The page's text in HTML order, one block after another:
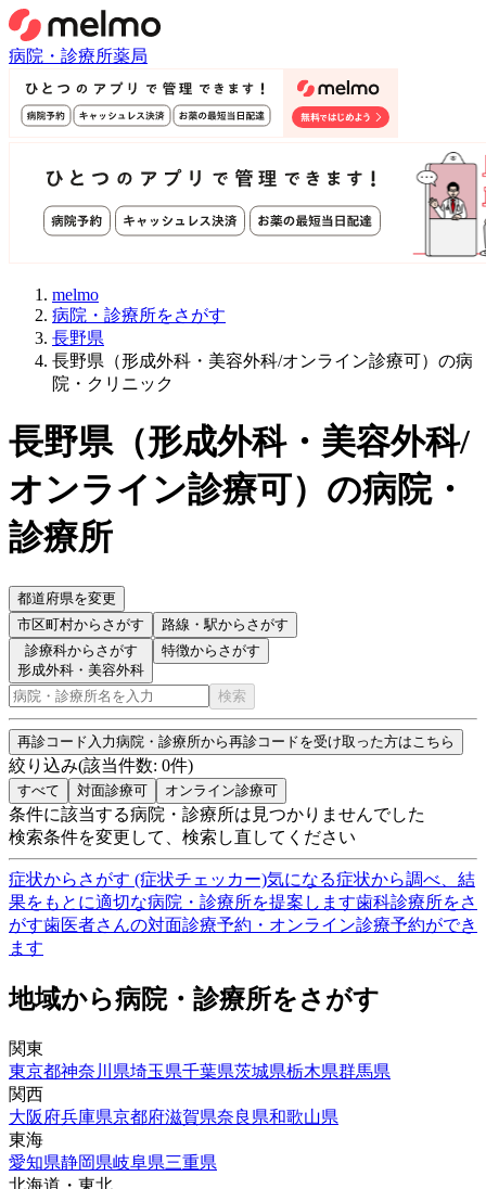
病院・診療所薬局
melmo
病院・診療所をさがす
長野県
長野県（形成外科・美容外科/オンライン診療可）の病
院・クリニック
長野県（形成外科・美容外科/
オンライン診療可） の病院・
診療所
都道府県を変更
市区町村からさがす 路線・駅からさがす
診療科からさがす
形成外科・美容外科
特徴からさがす
検索
再診コード入力病院・診療所から再診コードを受け取った方はこちら
絞り込み(該当件数: 0件)
すべて 対面診療可 オンライン診療可
条件に該当する病院・診療所は見つかりませんでした
検索条件を変更して、検索し直してください
症状からさがす (症状チェッカー)気になる症状から調べ、結
果をもとに適切な病院・診療所を提案します歯科診療所をさ
がす歯医者さんの対面診療予約・オンライン診療予約ができ
ます
地域から病院・診療所をさがす
関東
東京都神奈川県埼玉県千葉県茨城県栃木県群馬県
関西
大阪府兵庫県京都府滋賀県奈良県和歌山県
東海
愛知県静岡県岐阜県三重県
北海道・東北